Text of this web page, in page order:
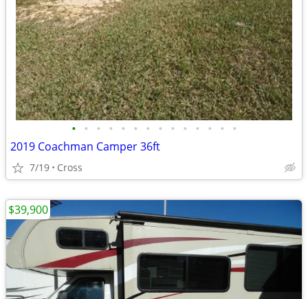
• • • • • • • • • • • • • •
2019 Coachman Camper 36ft
7/19 Cross
$39,900